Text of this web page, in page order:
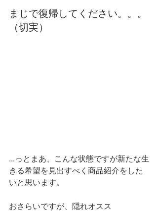
まじで復帰してください。。。
（切実）
...っとまあ、こんな状態ですが新たな生
きる希望を見出すべく商品紹介をした
いと思います。
おさらいですが、隠れオスス